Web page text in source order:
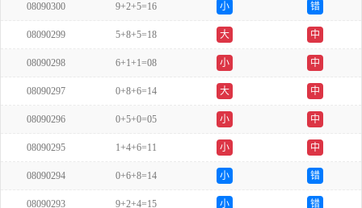
08090300 9+2+5=16 小 错
08090299 5+8+5=18 大 中
08090298 6+1+1=08 小 中
08090297 0+8+6=14 大 中
08090296 0+5+0=05 小 中
08090295 1+4+6=11 小 中
08090294 0+6+8=14 小 错
08090293 9+2+4=15 小 错